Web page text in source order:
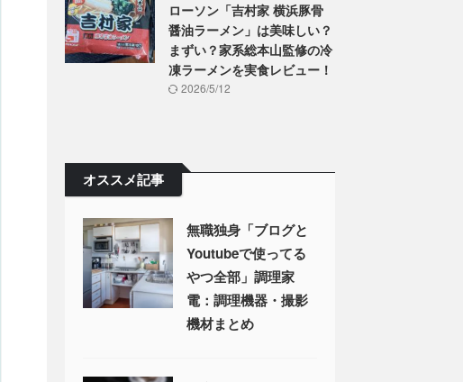
ローソン「吉村家 横浜豚骨
醤油ラーメン」は美味しい？
まずい？家系総本山監修の冷
凍ラーメンを実食レビュー！
2026/5/12
オススメ記事
無職独身「ブログと
Youtubeで使ってる
やつ全部」調理家
電：調理機器・撮影
機材まとめ